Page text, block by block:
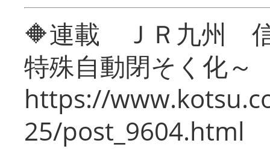
🔶連載 ＪＲ九州 信
特殊自動閉そく化～
https://
25/post_9604.html